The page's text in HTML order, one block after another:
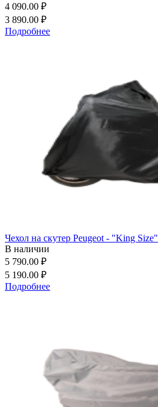
4 090.00 ₽
3 890.00 ₽
Подробнее
Чехол на скутер Peugeot - "King Size"
В наличии
5 790.00 ₽
5 190.00 ₽
Подробнее